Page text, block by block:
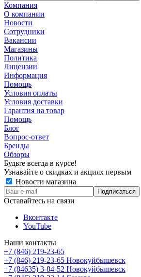
Компания
О компании
Новости
Сотрудники
Вакансии
Магазины
Политика
Лицензии
Информация
Помощь
Условия оплаты
Условия доставки
Гарантия на товар
Помощь
Блог
Вопрос-ответ
Бренды
Обзоры
Будьте всегда в курсе!
Узнавайте о скидках и акциях первым
Новости магазина
Оставайтесь на связи
Вконтакте
YouTube
Наши контакты
+7 (846) 219-23-65
+7 (846) 219-23-65 Новокуйбышевск
+7 (84635) 3-84-52 Новокуйбышевск